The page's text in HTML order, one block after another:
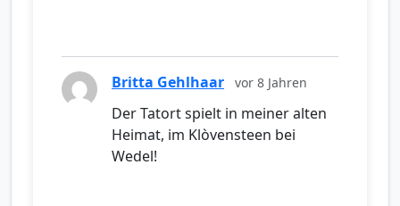
Britta Gehlhaar vor 8 Jahren
Der Tatort spielt in meiner alten
Heimat, im Klòvensteen bei
Wedel!